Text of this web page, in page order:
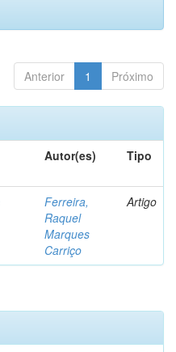
Anterior 1 Próximo
Autor(es) Tipo
Ferreira,
Raquel
Marques
Carriço
Artigo